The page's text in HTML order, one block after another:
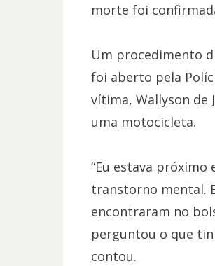
morte foi
Um procedimento
foi aberto pela
vítima, Wallyson de
uma motocicleta.
“Eu estava
transtorno mental.
encontraram no
perguntou o que
contou.